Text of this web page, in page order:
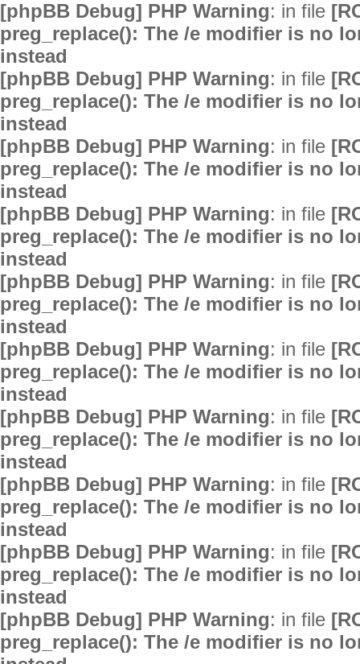
[phpBB Debug] PHP Warning: in file
preg_replace(): The /e modifier is no
instead
[phpBB Debug] PHP Warning: in file
preg_replace(): The /e modifier is no
instead
[phpBB Debug] PHP Warning: in file
preg_replace(): The /e modifier is no
instead
[phpBB Debug] PHP Warning: in file
preg_replace(): The /e modifier is no
instead
[phpBB Debug] PHP Warning: in file
preg_replace(): The /e modifier is no
instead
[phpBB Debug] PHP Warning: in file
preg_replace(): The /e modifier is no
instead
[phpBB Debug] PHP Warning: in file
preg_replace(): The /e modifier is no
instead
[phpBB Debug] PHP Warning: in file
preg_replace(): The /e modifier is no
instead
[phpBB Debug] PHP Warning: in file
preg_replace(): The /e modifier is no
instead
[phpBB Debug] PHP Warning: in file
preg_replace(): The /e modifier is no